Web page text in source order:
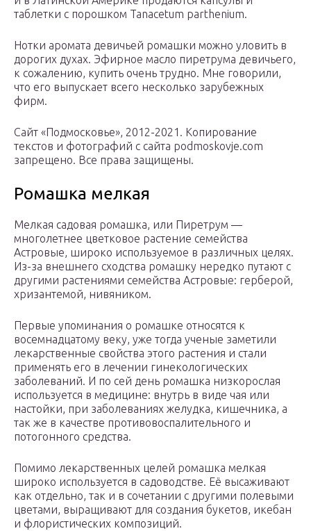
таблетки с порошком Tanacetum parthenium.
Нотки аромата девичьей ромашки можно уловить в
дорогих духах. Эфирное масло пиретрума девичьего,
к сожалению, купить очень трудно. Мне говорили,
что его выпускает всего несколько зарубежных
фирм.
Сайт «Подмосковье», 2012-2021. Копирование
текстов и фотографий с сайта pоdmoskоvje.cоm
запрещено. Все права защищены.
Ромашка мелкая
Мелкая садовая ромашка, или Пиретрум —
многолетнее цветковое растение семейства
Астровые, широко используемое в различных целях.
Из-за внешнего сходства ромашку нередко путают с
другими растениями семейства Астровые: герберой,
хризантемой, нивяником.
Первые упоминания о ромашке относятся к
восемнадцатому веку, уже тогда ученые заметили
лекарственные свойства этого растения и стали
применять его в лечении гинекологических
заболеваний. И по сей день ромашка низкорослая
используется в медицине: внутрь в виде чая или
настойки, при заболеваниях желудка, кишечника, а
так же в качестве противовоспалительного и
потогонного средства.
Помимо лекарственных целей ромашка мелкая
широко используется в садоводстве. Её высаживают
как отдельно, так и в сочетании с другими полевыми
цветами, выращивают для создания букетов, икебан
и флористических композиций.